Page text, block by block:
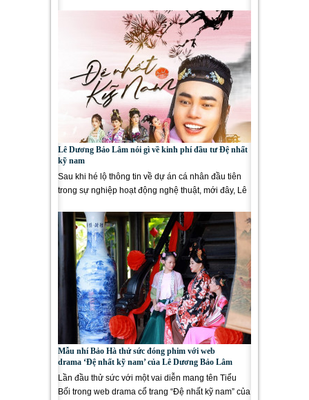
Lê Dương Bảo Lâm nói gì về kinh phí đầu tư Đệ nhất
kỹ nam
Sau khi hé lộ thông tin về dự án cá nhân đầu tiên
trong sự nghiệp hoạt động nghệ thuật, mới đây, Lê
Mẫu nhí Bảo Hà thử sức đóng phim với web
drama ‘Đệ nhất kỹ nam’ của Lê Dương Bảo Lâm
Lần đầu thử sức với một vai diễn mang tên Tiểu
Bối trong web drama cổ trang “Đệ nhất kỹ nam” của